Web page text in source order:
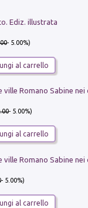
Ediz. illustrata
- 5.00%)
al carrello
- 5.00%)
al carrello
- 5.00%)
al carrello